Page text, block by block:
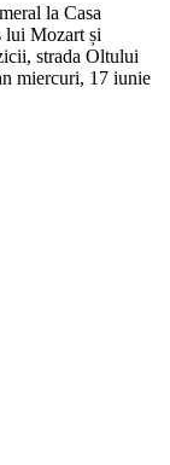
la Casa
lui Mozart și
strada Oltului
miercuri, 17 iunie